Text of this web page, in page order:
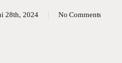
28th, 2024 No Comments